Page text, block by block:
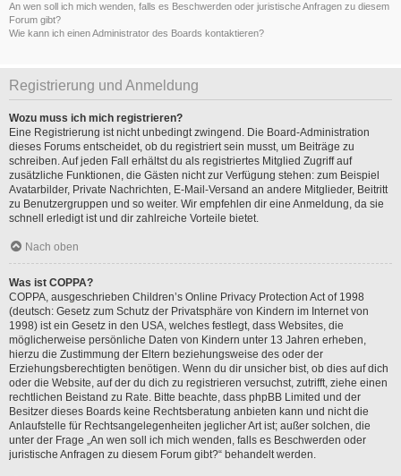
An wen soll ich mich wenden, falls es Beschwerden oder juristische Anfragen zu diesem
Forum gibt?
Wie kann ich einen Administrator des Boards kontaktieren?
Registrierung und Anmeldung
Wozu muss ich mich registrieren?
Eine Registrierung ist nicht unbedingt zwingend. Die Board-Administration
dieses Forums entscheidet, ob du registriert sein musst, um Beiträge zu
schreiben. Auf jeden Fall erhältst du als registriertes Mitglied Zugriff auf
zusätzliche Funktionen, die Gästen nicht zur Verfügung stehen: zum Beispiel
Avatarbilder, Private Nachrichten, E-Mail-Versand an andere Mitglieder, Beitritt
zu Benutzergruppen und so weiter. Wir empfehlen dir eine Anmeldung, da sie
schnell erledigt ist und dir zahlreiche Vorteile bietet.
Nach oben
Was ist COPPA?
COPPA, ausgeschrieben Children’s Online Privacy Protection Act of 1998
(deutsch: Gesetz zum Schutz der Privatsphäre von Kindern im Internet von
1998) ist ein Gesetz in den USA, welches festlegt, dass Websites, die
möglicherweise persönliche Daten von Kindern unter 13 Jahren erheben,
hierzu die Zustimmung der Eltern beziehungsweise des oder der
Erziehungsberechtigten benötigen. Wenn du dir unsicher bist, ob dies auf dich
oder die Website, auf der du dich zu registrieren versuchst, zutrifft, ziehe einen
rechtlichen Beistand zu Rate. Bitte beachte, dass phpBB Limited und der
Besitzer dieses Boards keine Rechtsberatung anbieten kann und nicht die
Anlaufstelle für Rechtsangelegenheiten jeglicher Art ist; außer solchen, die
unter der Frage „An wen soll ich mich wenden, falls es Beschwerden oder
juristische Anfragen zu diesem Forum gibt?“ behandelt werden.